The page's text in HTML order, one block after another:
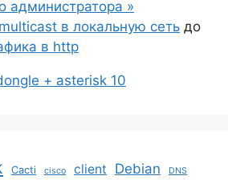
администратора »
в локальную сеть до
в http
+ asterisk 10
Cacti cisco client Debian DNS